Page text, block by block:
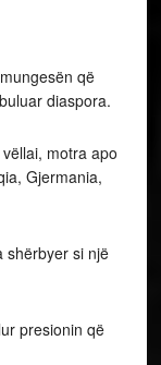
që
diaspora.
motra apo
Gjermania,
shërbyer si një
presionin që